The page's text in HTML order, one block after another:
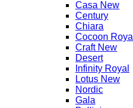
Casa New
Century
Chiara
Cocoon Royal
Craft New
Desert
Infinity Royal
Lotus New
Nordic
Gala